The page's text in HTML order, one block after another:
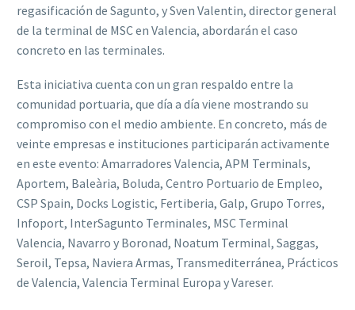
regasificación de Sagunto, y Sven Valentin, director general
de la terminal de MSC en Valencia, abordarán el caso
concreto en las terminales.
Esta iniciativa cuenta con un gran respaldo entre la
comunidad portuaria, que día a día viene mostrando su
compromiso con el medio ambiente. En concreto, más de
veinte empresas e instituciones participarán activamente
en este evento: Amarradores Valencia, APM Terminals,
Aportem, Baleària, Boluda, Centro Portuario de Empleo,
CSP Spain, Docks Logistic, Fertiberia, Galp, Grupo Torres,
Infoport, InterSagunto Terminales, MSC Terminal
Valencia, Navarro y Boronad, Noatum Terminal, Saggas,
Seroil, Tepsa, Naviera Armas, Transmediterránea, Prácticos
de Valencia, Valencia Terminal Europa y Vareser.